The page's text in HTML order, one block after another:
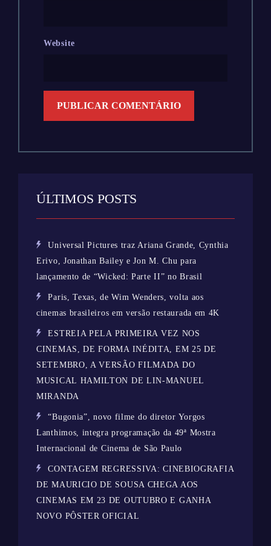
Website
ÚLTIMOS POSTS
Universal Pictures traz Ariana Grande, Cynthia
Erivo, Jonathan Bailey e Jon M. Chu para
lançamento de “Wicked: Parte II” no Brasil
Paris, Texas, de Wim Wenders, volta aos
cinemas brasileiros em versão restaurada em 4K
ESTREIA PELA PRIMEIRA VEZ NOS
CINEMAS, DE FORMA INÉDITA, EM 25 DE
SETEMBRO, A VERSÃO FILMADA DO
MUSICAL HAMILTON DE LIN-MANUEL
MIRANDA
“Bugonia”, novo filme do diretor Yorgos
Lanthimos, integra programação da 49ª Mostra
Internacional de Cinema de São Paulo
CONTAGEM REGRESSIVA: CINEBIOGRAFIA
DE MAURICIO DE SOUSA CHEGA AOS
CINEMAS EM 23 DE OUTUBRO E GANHA
NOVO PÔSTER OFICIAL